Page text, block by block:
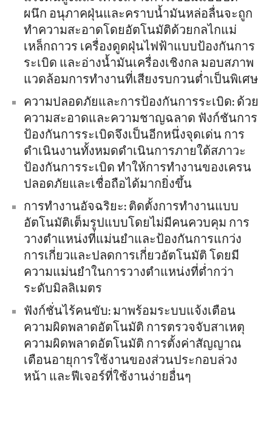
ผนึก อนุภาคฝุ่นและคราบน้ำมันหล่อลื่นจะถูก
ทำความสะอาดโดยอัตโนมัติด้วยกลไกแม่
เหล็กถาวร เครื่องดูดฝุ่นไฟฟ้าแบบป้องกันการ
ระเบิด และอ่างน้ำมันเครื่องเชิงกล มอบสภาพ
แวดล้อมการทำงานที่เสียงรบกวนต่ำเป็นพิเศษ
ความปลอดภัยและการป้องกันการระเบิด: ด้วย
ความสะอาดและความชาญฉลาด ฟังก์ชันการ
ป้องกันการระเบิดจึงเป็นอีกหนึ่งจุดเด่น การ
ดำเนินงานทั้งหมดดำเนินการภายใต้สภาวะ
ป้องกันการระเบิด ทำให้การทำงานของเครน
ปลอดภัยและเชื่อถือได้มากยิ่งขึ้น
การทำงานอัจฉริยะ: ติดตั้งการทำงานแบบ
อัตโนมัติเต็มรูปแบบโดยไม่มีคนควบคุม การ
วางตำแหน่งที่แม่นยำและป้องกันการแกว่ง
การเกี่ยวและปลดการเกี่ยวอัตโนมัติ โดยมี
ความแม่นยำในการวางตำแหน่งที่ต่ำกว่า
ระดับมิลลิเมตร
ฟังก์ชั่นไร้คนขับ: มาพร้อมระบบแจ้งเตือน
ความผิดพลาดอัตโนมัติ การตรวจจับสาเหตุ
ความผิดพลาดอัตโนมัติ การตั้งค่าสัญญาณ
เตือนอายุการใช้งานของส่วนประกอบล่วง
หน้า และฟีเจอร์ที่ใช้งานง่ายอื่นๆ